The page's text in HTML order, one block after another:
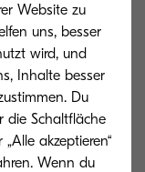
Website zu
uns, besser
wird, und
Inhalte besser
Du
die Schaltfläche
akzeptieren“
Wenn du